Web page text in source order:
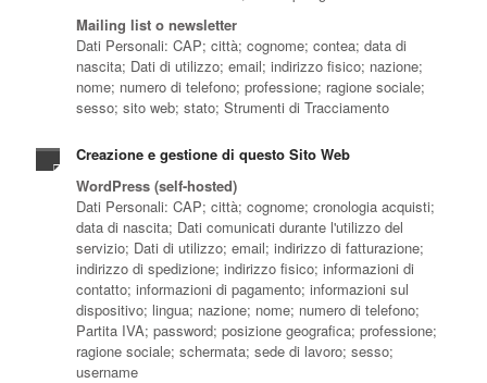
Mailing list o newsletter
Dati Personali: CAP; città; cognome; contea; data di
nascita; Dati di utilizzo; email; indirizzo fisico; nazione;
nome; numero di telefono; professione; ragione sociale;
sesso; sito web; stato; Strumenti di Tracciamento
Creazione e gestione di questo Sito Web
WordPress (self-hosted)
Dati Personali: CAP; città; cognome; cronologia acquisti;
data di nascita; Dati comunicati durante l'utilizzo del
servizio; Dati di utilizzo; email; indirizzo di fatturazione;
indirizzo di spedizione; indirizzo fisico; informazioni di
contatto; informazioni di pagamento; informazioni sul
dispositivo; lingua; nazione; nome; numero di telefono;
Partita IVA; password; posizione geografica; professione;
ragione sociale; schermata; sede di lavoro; sesso;
username